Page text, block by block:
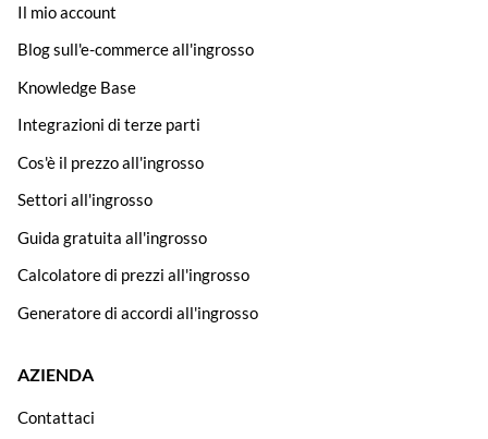
Il mio account
Blog sull'e-commerce all'ingrosso
Knowledge Base
Integrazioni di terze parti
Cos'è il prezzo all'ingrosso
Settori all'ingrosso
Guida gratuita all'ingrosso
Calcolatore di prezzi all'ingrosso
Generatore di accordi all'ingrosso
AZIENDA
Contattaci